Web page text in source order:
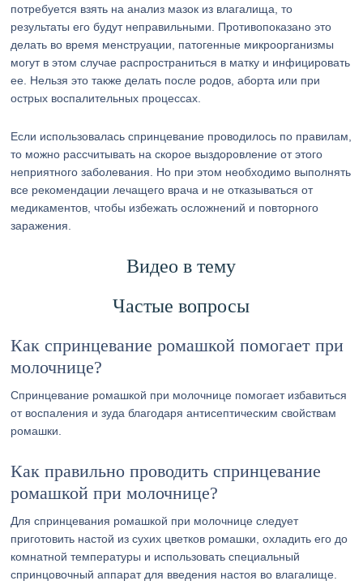
потребуется взять на анализ мазок из влагалища, то
результаты его будут неправильными. Противопоказано это
делать во время менструации, патогенные микроорганизмы
могут в этом случае распространиться в матку и инфицировать
ее. Нельзя это также делать после родов, аборта или при
острых воспалительных процессах.
Если использовалась спринцевание проводилось по правилам,
то можно рассчитывать на скорое выздоровление от этого
неприятного заболевания. Но при этом необходимо выполнять
все рекомендации лечащего врача и не отказываться от
медикаментов, чтобы избежать осложнений и повторного
заражения.
Видео в тему
Частые вопросы
Как спринцевание ромашкой помогает при
молочнице?
Спринцевание ромашкой при молочнице помогает избавиться
от воспаления и зуда благодаря антисептическим свойствам
ромашки.
Как правильно проводить спринцевание
ромашкой при молочнице?
Для спринцевания ромашкой при молочнице следует
приготовить настой из сухих цветков ромашки, охладить его до
комнатной температуры и использовать специальный
спринцовочный аппарат для введения настоя во влагалище.